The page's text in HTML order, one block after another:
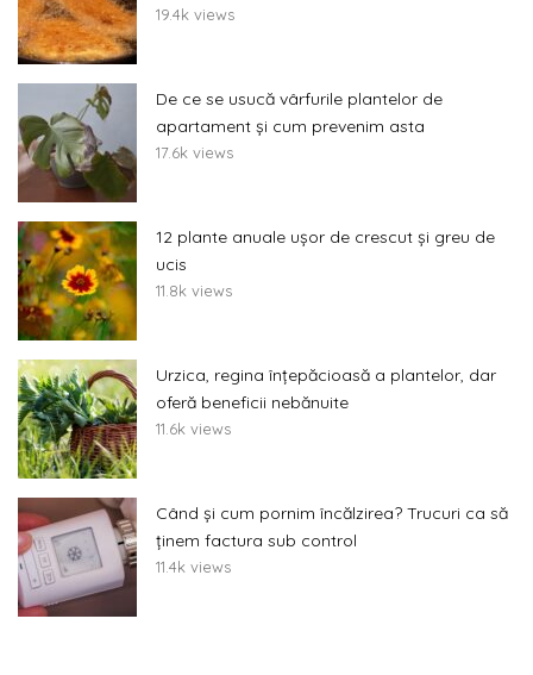
19.4k views
De ce se usucă vârfurile plantelor de
apartament și cum prevenim asta
17.6k views
12 plante anuale ușor de crescut și greu de
ucis
11.8k views
Urzica, regina înțepăcioasă a plantelor, dar
oferă beneficii nebănuite
11.6k views
Când și cum pornim încălzirea? Trucuri ca să
ținem factura sub control
11.4k views